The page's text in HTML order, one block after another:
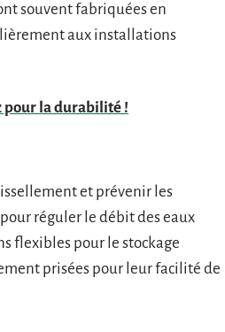
souvent fabriquées en
aux installations
pour la durabilité !
et prévenir les
réguler le débit des eaux
flexibles pour le stockage
prisées pour leur facilité de